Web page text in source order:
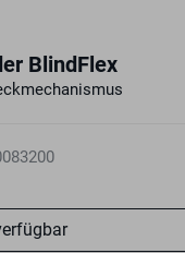
BlindFlex